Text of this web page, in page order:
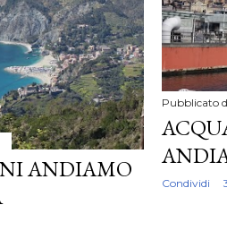
ANDIAMO
Pubblicato
Condividi